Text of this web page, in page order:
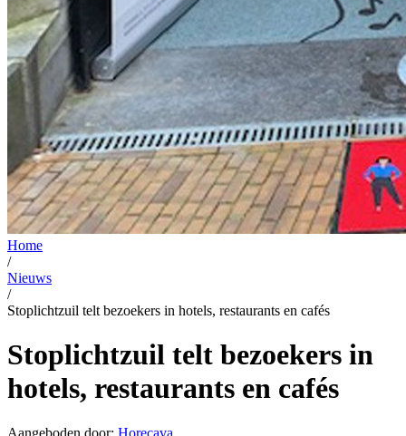
Home
/
Nieuws
/
Stoplichtzuil telt bezoekers in hotels, restaurants en cafés
Stoplichtzuil telt bezoekers in
hotels, restaurants en cafés
Aangeboden door: Horecava